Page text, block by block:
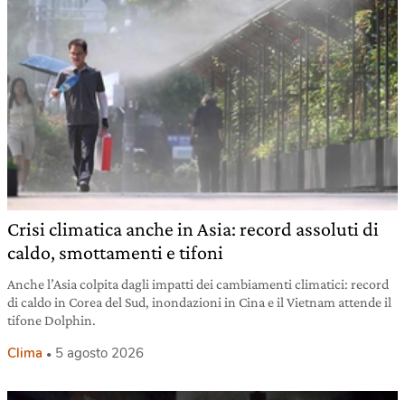
Crisi climatica anche in Asia: record assoluti di
caldo, smottamenti e tifoni
Anche l’Asia colpita dagli impatti dei cambiamenti climatici: record
di caldo in Corea del Sud, inondazioni in Cina e il Vietnam attende il
tifone Dolphin.
Clima 5 agosto 2026